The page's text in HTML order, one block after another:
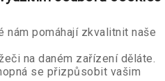
expozici a jak ostřit
fotograf musí
počasí.
Typ
Přílohy
ISBN
nám pomáhají zkvalitnit naše
na daném zařízení děláte.
se přizpůsobit vašim